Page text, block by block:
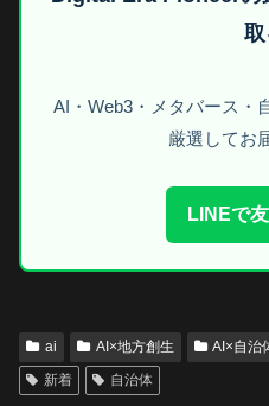
取
AI・Web3・メタバース・
厳選してお
LINEで
ai AI×地方創生 AI×自治
新着
自治体